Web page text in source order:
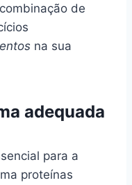
de
na sua
adequada
para a
proteínas